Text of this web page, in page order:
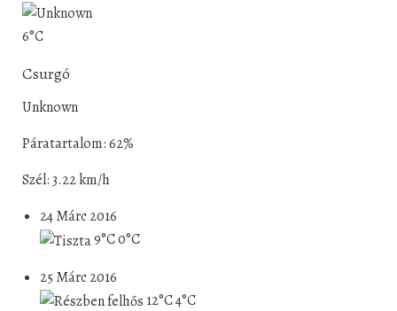
6°C
Csurgó
Unknown
Páratartalom: 62%
Szél: 3.22 km/h
24 Márc 2016
9°C0°C
25 Márc 2016
12°C4°C